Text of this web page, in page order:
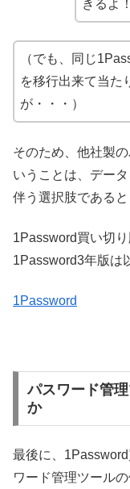
きるよ！
（でも、同じ
を移行出来て当た
が・・・）
そのため、他社製
いうことは、デー
伴う選択肢であると
1Password買い切
1Password3年版は
1Password
パスワード管
か
最後に、
ワード管理ツール